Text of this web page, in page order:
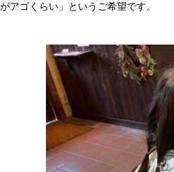
アゴくらい」というご希望です。